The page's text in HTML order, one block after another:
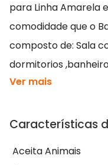
para Linha Amarela
comodidade que o
composto de: Sala
dormitorios
Ver mais
Características
Aceita Animais